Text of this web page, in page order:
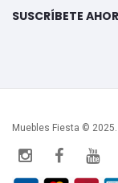
SUSCRÍBETE
Muebles Fiesta ©